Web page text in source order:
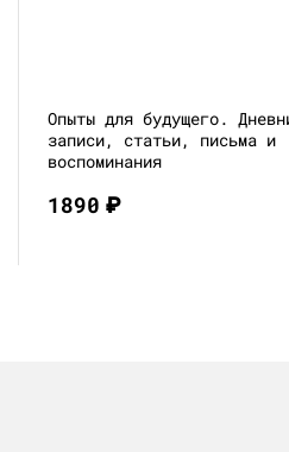
Опыты для будущего.
записи, статьи, письма и
воспоминания
1890₽